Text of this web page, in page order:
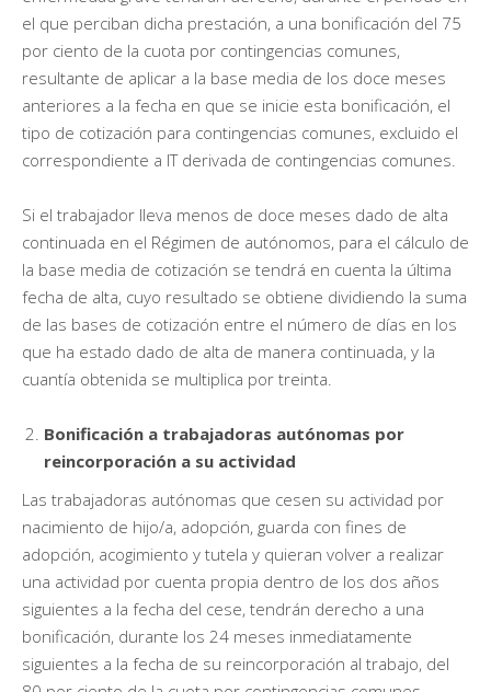
el que perciban dicha prestación, a una bonificación del 75
por ciento de la cuota por contingencias comunes,
resultante de aplicar a la base media de los doce meses
anteriores a la fecha en que se inicie esta bonificación, el
tipo de cotización para contingencias comunes, excluido el
correspondiente a IT derivada de contingencias comunes.
Si el trabajador lleva menos de doce meses dado de alta
continuada en el Régimen de autónomos, para el cálculo de
la base media de cotización se tendrá en cuenta la última
fecha de alta, cuyo resultado se obtiene dividiendo la suma
de las bases de cotización entre el número de días en los
que ha estado dado de alta de manera continuada, y la
cuantía obtenida se multiplica por treinta.
Bonificación a trabajadoras autónomas por
reincorporación a su actividad
Las trabajadoras autónomas que cesen su actividad por
nacimiento de hijo/a, adopción, guarda con fines de
adopción, acogimiento y tutela y quieran volver a realizar
una actividad por cuenta propia dentro de los dos años
siguientes a la fecha del cese, tendrán derecho a una
bonificación, durante los 24 meses inmediatamente
siguientes a la fecha de su reincorporación al trabajo, del